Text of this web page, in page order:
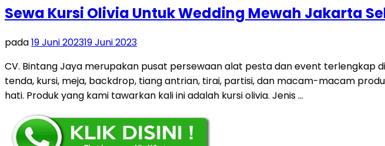
Sewa Kursi Olivia Untuk Wedding Mewah Jakarta
pada19 Juni 202319 Juni 2023
CV. Bintang Jaya merupakan pusat persewaan alat pesta dan event
tenda, kursi, meja, backdrop, tiang antrian, tirai, partisi, dan macam-macam
hati. Produk yang kami tawarkan kali ini adalah kursi olivia. Jenis …